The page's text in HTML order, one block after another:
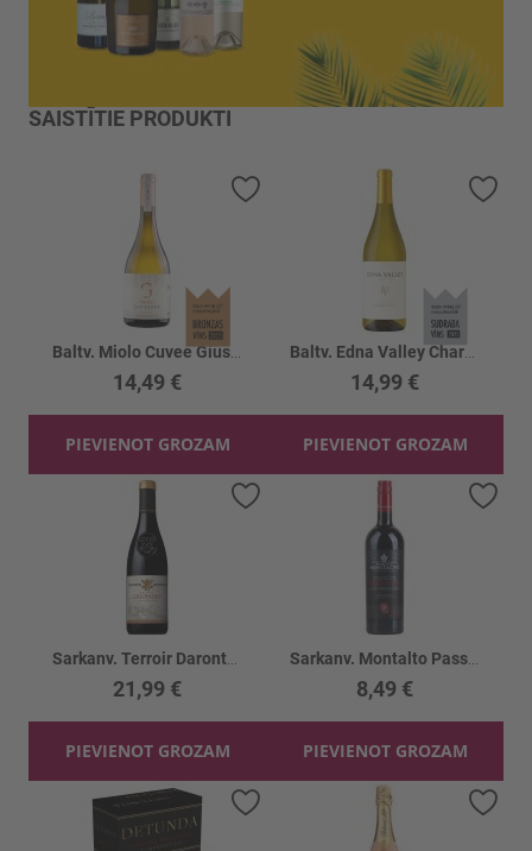
SAISTĪTIE PRODUKTI
14,49 €
PIEVIENOT GROZAM
14,99 €
PIEVIENOT GROZAM
21,99 €
PIEVIENOT GROZAM
Pievienot vēlmju sarakstam
8,49 €
PIEVIENOT GROZAM
Pievienot vēlmju sarakstam